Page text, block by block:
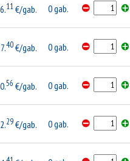
11€/gab. 0 gab.
40€/gab. 0 gab.
56 €/gab. 0 gab.
29€/gab. 0 gab.